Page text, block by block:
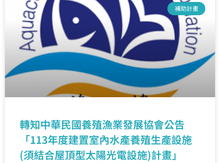
補助計畫
轉知中華民國養殖漁業發展協會公告
「113年度建置室內水產養殖生產設施
(須結合屋頂型太陽光電設施)計畫」